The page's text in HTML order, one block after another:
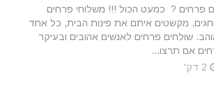
פרחים ? כמעט הכול !!! משלוחי פרחים
מקשטים איתם את פינות הבית, כל אחד
שולחים פרחים לאנשים אהובים ובעיקר
אם תרצו...